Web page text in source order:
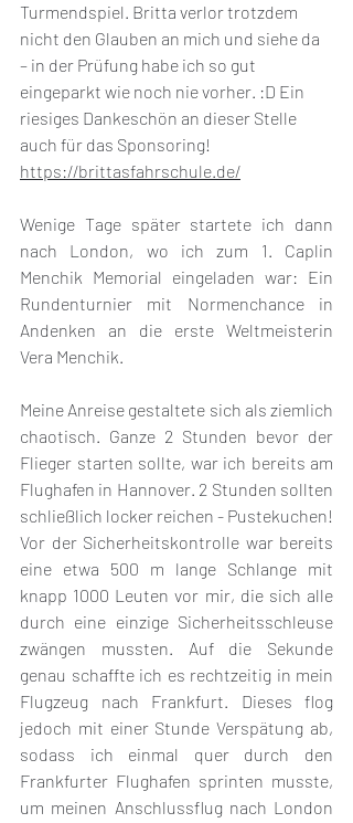
Turmendspiel. Britta verlor trotzdem
nicht den Glauben an mich und siehe da
– in der Prüfung habe ich so gut
eingeparkt wie noch nie vorher. :D Ein
riesiges Dankeschön an dieser Stelle
auch für das Sponsoring!
https://brittasfahrschule.de/
Wenige Tage später startete ich dann
nach London, wo ich zum 1. Caplin
Menchik Memorial eingeladen war: Ein
Rundenturnier mit Normenchance in
Andenken an die erste Weltmeisterin
Vera Menchik.
Meine Anreise gestaltete sich als ziemlich
chaotisch. Ganze 2 Stunden bevor der
Flieger starten sollte, war ich bereits am
Flughafen in Hannover. 2 Stunden sollten
schließlich locker reichen - Pustekuchen!
Vor der Sicherheitskontrolle war bereits
eine etwa 500 m lange Schlange mit
knapp 1000 Leuten vor mir, die sich alle
durch eine einzige Sicherheitsschleuse
zwängen mussten. Auf die Sekunde
genau schaffte ich es rechtzeitig in mein
Flugzeug nach Frankfurt. Dieses flog
jedoch mit einer Stunde Verspätung ab,
sodass ich einmal quer durch den
Frankfurter Flughafen sprinten musste,
um meinen Anschlussflug nach London